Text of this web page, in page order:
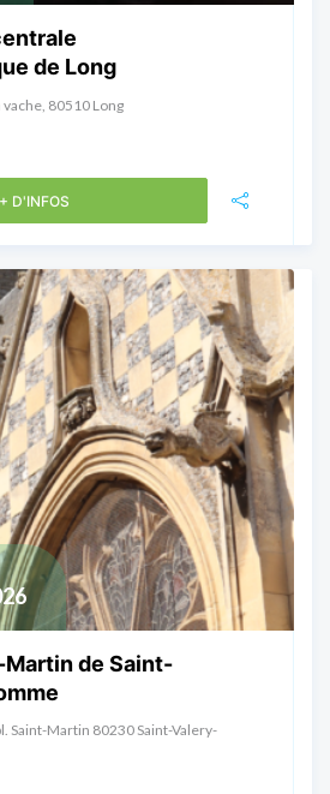
de Long
vache, 80510 Long
+ D'INFOS
Martin de Saint-
Saint-Martin 80230 Saint-Valery-